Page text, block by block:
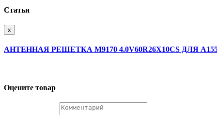
Статьи
x
АНТЕННАЯ РЕШЕТКА M9170 4.0V60R26X10CS ДЛЯ
Оцените товар